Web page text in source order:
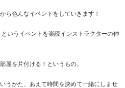
ら色んなイベントをしていきます！
いうイベントを楽読インストラクターの仲
屋を片付ける！というもの。
うかた、あえて時間を決めて一緒にしませ